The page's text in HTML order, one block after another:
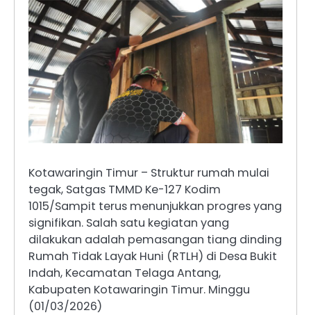
Kotawaringin Timur – Struktur rumah mulai
tegak, Satgas TMMD Ke-127 Kodim
1015/Sampit terus menunjukkan progres yang
signifikan. Salah satu kegiatan yang
dilakukan adalah pemasangan tiang dinding
Rumah Tidak Layak Huni (RTLH) di Desa Bukit
Indah, Kecamatan Telaga Antang,
Kabupaten Kotawaringin Timur. Minggu
(01/03/2026)